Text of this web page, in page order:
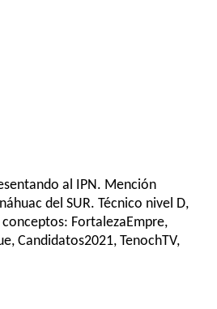
al IPN. Mención
del SUR. Técnico nivel D,
FortalezaEmpre,
Candidatos2021, TenochTV,